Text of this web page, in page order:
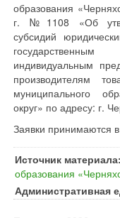
образования
г. №1108 «Об
субсидий
индивидуальным
производителям
муниципального
округ» по адресу: г.
Заявки принимаются
Источник материала:
образования
Административная